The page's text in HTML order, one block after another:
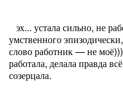
эх... устала сильно, не
умственного
слово работник — не
работала, делала правда
созерцала.